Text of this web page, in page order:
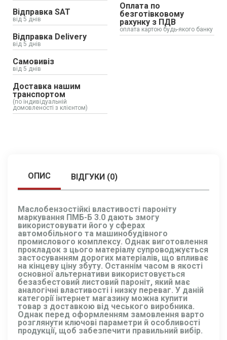
Відправка SAT
від 5 днів
Відправка Delivery
від 5 днів
Самовивіз
від 5 днів
Доставка нашим
транспортом
(по індивідуальній
домовленості з клієнтом)
Оплата по
безготівковому
рахунку з ПДВ
оплата картою будь-якого банку
ОПИС ВІДГУКИ (0)
Маслобензостійкі властивості пароніту
маркування ПМБ-Б 3.0 дають змогу
використовувати його у сферах
автомобільного та машинобудівного
промислового комплексу. Однак виготовлення
прокладок з цього матеріалу супроводжується
застосуванням дорогих матеріалів, що впливає
на кінцеву ціну збуту. Останнім часом в якості
основної альтернативи використовується
безазбестовий листовий пароніт, який має
аналогічні властивості і низку переваг. У даній
категорії інтернет магазину можна купити
товар з доставкою від чеського виробника.
Однак перед оформленням замовлення варто
розглянути ключові параметри й особливості
продукції, щоб забезпечити правильний вибір.